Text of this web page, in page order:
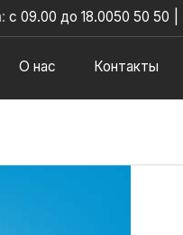
с 09.00 до 18.0050 50 50
О нас Контакты